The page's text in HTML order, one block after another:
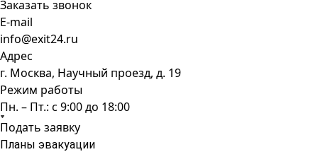
Заказать звонок
E-mail
info@exit24.ru
Адрес
г. Москва, Научный проезд, д. 19
Режим работы
Пн. – Пт.: с 9:00 до 18:00
Подать заявку
Планы эвакуации